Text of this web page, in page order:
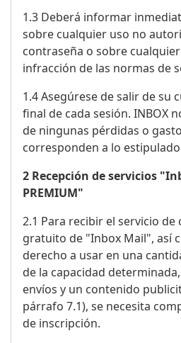
1.3 Deberá informar
sobre cualquier uso no
contraseña o sobre
infracción de las normas de
1.4 Asegúrese de salir de su
final de cada sesión. INBOX
de ningunas pérdidas o
corresponden a lo
2 Recepción de servicios
PREMIUM"
2.1 Para recibir el servicio
gratuito de "Inbox Mail", así
derecho a usar en una
de la capacidad
envíos y un contenido
párrafo 7.1), se necesita
de inscripción.